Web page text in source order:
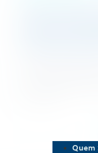
Quem
O que é
nascidos
características da